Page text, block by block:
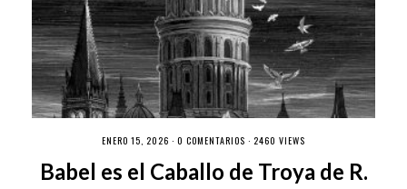
ENERO 15, 2026 · 0 COMENTARIOS · 2460 VIEWS
Babel es el Caballo de Troya de R.